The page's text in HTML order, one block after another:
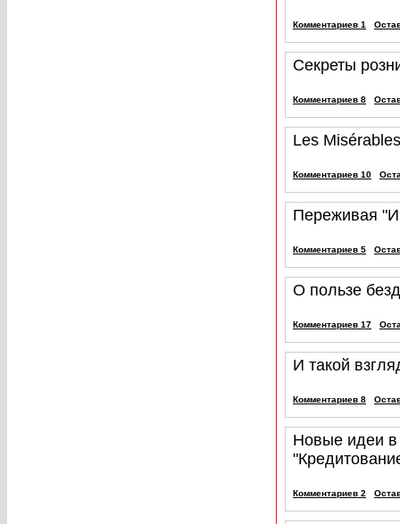
Комментариев 1
Секреты
Комментариев 8
Les Misérables
Комментариев 10
Переживая
Комментариев 5
О пользе
Комментариев 17
И такой
Комментариев 8
Новые идеи в
Комментариев 2